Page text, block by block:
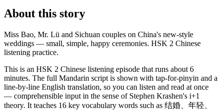
About this story
Miss Bao, Mr. Lü and Sichuan couples on China's new-style
weddings — small, simple, happy ceremonies. HSK 2 Chinese
listening practice.
This is an HSK 2 Chinese listening episode that runs about 6
minutes. The full Mandarin script is shown with tap-for-pinyin and a
line-by-line English translation, so you can listen and read at once
— comprehensible input in the sense of Stephen Krashen's i+1
theory. It teaches 16 key vocabulary words such as 结婚、年轻、